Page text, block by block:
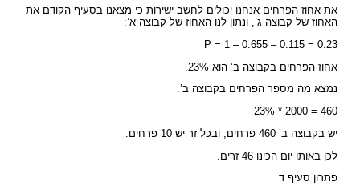
את אחוז הפרחים אנחנו יכולים לחשב ישירות כי מצאנו בסעיף הקודם את
האחוז של קבוצה ג’, ונתון לנו האחוז של קבוצה א’:
P = 1 – 0.655 – 0.115 = 0.23
אחוז הפרחים בקבוצה ב’ הוא 23%.
נמצא מה מספר הפרחים בקבוצה ב’:
23% * 2000 = 460
יש בקבוצה ב’ 460 פרחים, ובכל זר יש 10 פרחים.
לכן באותו יום הכינו 46 זרים.
פתרון סעיף ד